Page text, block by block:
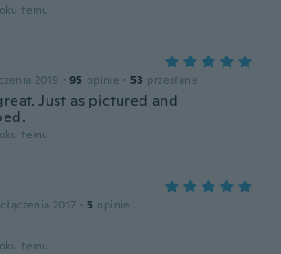
temu
2019 · 95 opinie · 53 przesłane
Just as pictured and
temu
2017 · 5 opinie
temu